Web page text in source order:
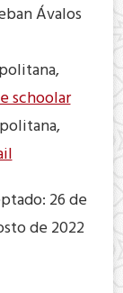
Ávalos
schoolar
26 de
de 2022